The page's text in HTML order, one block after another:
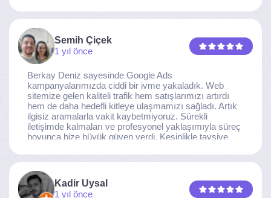
noktaya ulaştı. Kaliteden asla taviz vermeyen, her
ekibine gönülden teşekkür ederiz.
Semih Çiçek
1 yıl önce
Berkay Deniz sayesinde Google Ads
kampanyalarımızda ciddi bir ivme yakaladık. Web
sitemize gelen kaliteli trafik hem satışlarımızı artırdı
hem de daha hedefli kitleye ulaşmamızı sağladı. Artık
ilgisiz aramalarla vakit kaybetmiyoruz. Sürekli
iletişimde kalmaları ve profesyonel yaklaşımıyla süreç
boyunca bize büyük güven verdi. Kesinlikle tavsiye
Kadir Uysal
1 yıl önce